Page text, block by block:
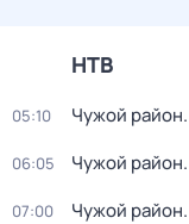
НТВ
05:10 Чужой
06:05 Чужой
07:00 Чужой